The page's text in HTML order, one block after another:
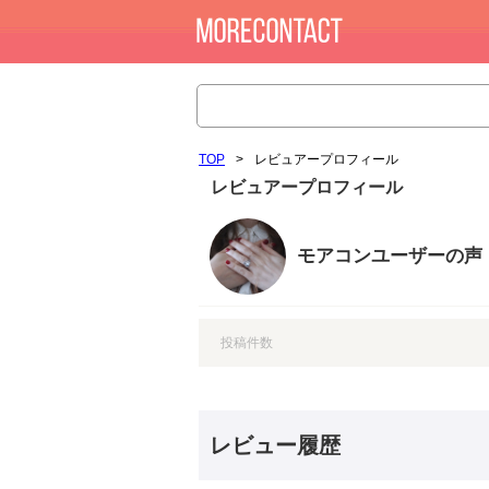
TOP > レビュアープロフィール
レビュアープロフィール
モアコンユーザーの声
投稿件数
レビュー履歴